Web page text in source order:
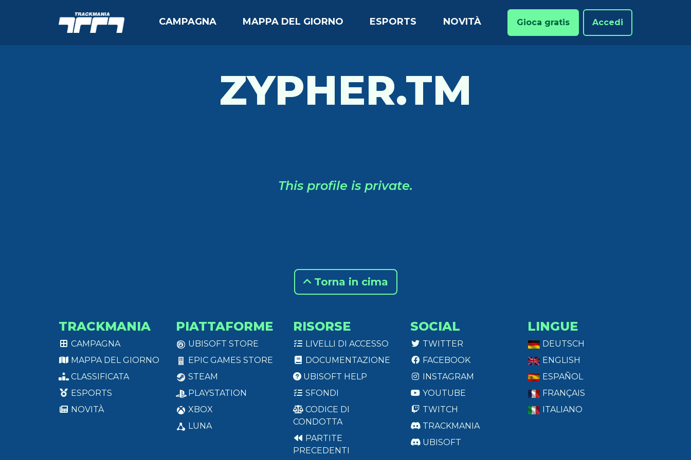
CAMPAGNA MAPPA DEL GIORNO ESPORTS NOVITÀ Gioca gratis Accedi
ZYPHER.TM
This profile is private.
Torna in cima
TRACKMANIA
CAMPAGNA
MAPPA DEL GIORNO
CLASSIFICATA
ESPORTS
NOVITÀ
PIATTAFORME
UBISOFT STORE
EPIC GAMES STORE
STEAM
PLAYSTATION
XBOX
LUNA
RISORSE
LIVELLI DI ACCESSO
DOCUMENTAZIONE
UBISOFT HELP
SFONDI
CODICE DI
CONDOTTA
PARTITE
PRECEDENTI
SOCIAL
TWITTER
FACEBOOK
INSTAGRAM
YOUTUBE
TWITCH
TRACKMANIA
UBISOFT
LINGUE
DEUTSCH
ENGLISH
ESPAÑOL
FRANÇAIS
ITALIANO